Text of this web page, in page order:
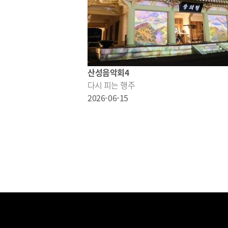
산성음악회4
다시 피는 행주
2026-06-15